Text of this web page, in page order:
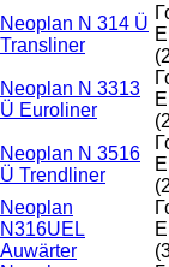
Neoplan N 314 Ü
Transliner
Neoplan N 3313
Ü Euroliner
Neoplan N 3516
Ü Trendliner
Neoplan
N316UEL
Auwärter